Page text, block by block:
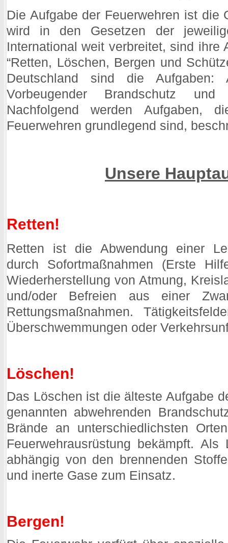
Die Aufgabe der Feuerwehren ist die
wird in den Gesetzen der
International weit verbreitet, sind ihre
“Retten, Löschen, Bergen und
Deutschland sind die Aufgaben:
Vorbeugender Brandschutz und
Nachfolgend werden Aufgaben,
Feuerwehren grundlegend sind,
Unsere
Retten!
Retten ist die Abwendung einer
durch Sofortmaßnahmen (Erste
Wiederherstellung von Atmung,
und/oder Befreien aus einer
Rettungsmaßnahmen.
Überschwemmungen oder
Löschen!
Das Löschen ist die älteste Aufgabe
genannten abwehrenden
Brände an unterschiedlichsten
Feuerwehrausrüstung bekämpft.
abhängig von den brennenden
und inerte Gase zum Einsatz.
Bergen!